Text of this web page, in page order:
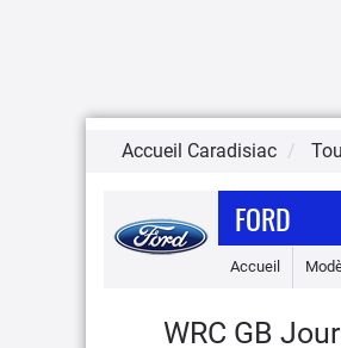
Accueil Caradisiac
FORD
Accueil
WRC GB